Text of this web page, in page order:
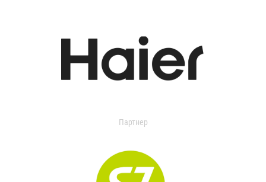
Партнер